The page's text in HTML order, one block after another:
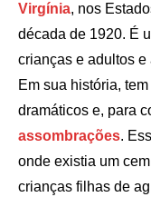
Virgínia, nos
década de 1920. É
crianças e adultos e
Em sua história,
dramáticos e, para
assombrações.
onde existia um
crianças filhas de